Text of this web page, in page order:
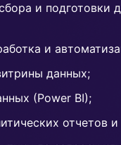
и подготовки
и
данных;
(Power BI);
отчетов